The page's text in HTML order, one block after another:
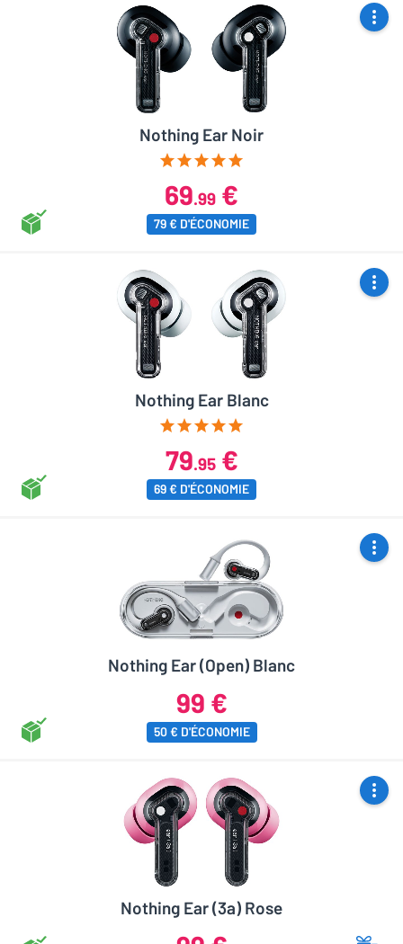
Nothing Ear Noir
69.99 €
79 € D'ÉCONOMIE
Nothing Ear Blanc
79.95€
69 € D'ÉCONOMIE
Nothing Ear (Open) Blanc
99 €
50 € D'ÉCONOMIE
Nothing Ear (3a) Rose